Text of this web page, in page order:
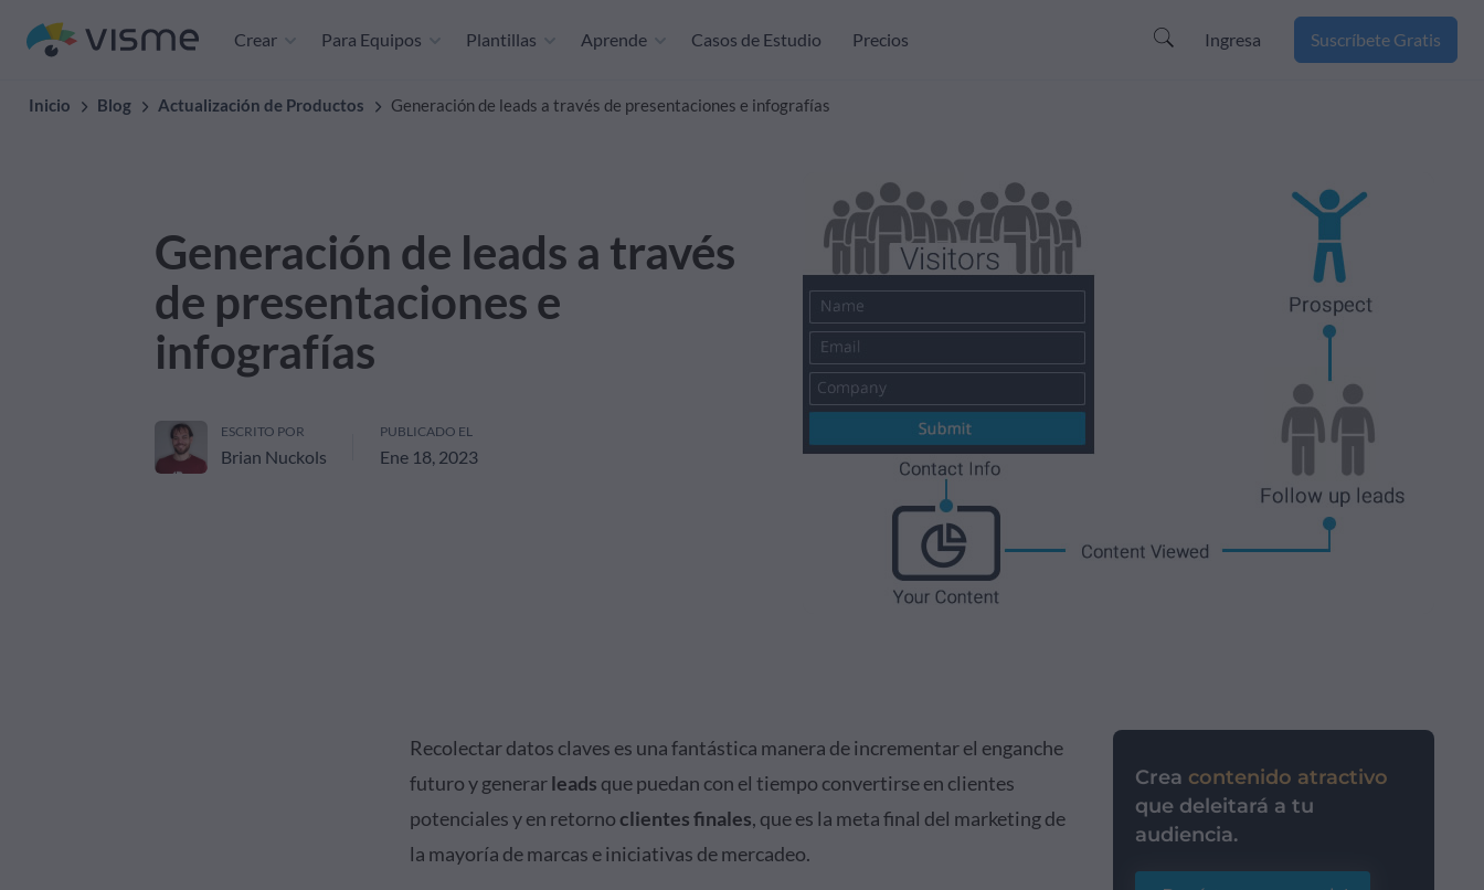
Crear Para Equipos Plantillas Aprende Casos de Estudio Precios Ingresa Suscríbete Gratis
Inicio Blog Actualización de Productos Generación de leads a través de presentaciones e infografías
Generación de leads a través
de presentaciones e
infografías
ESCRITO POR
Brian Nuckols
PUBLICADO EL
Ene 18, 2023
Recolectar datos claves es una fantástica manera de incrementar el enganche
futuro y generarleads que puedan con el tiempo convertirse en clientes
potenciales y en retornoclientes finales, que es la meta final del marketing de
la mayoría de marcas e iniciativas de mercadeo.
Crea contenido atractivo
que deleitará a tu
audiencia.